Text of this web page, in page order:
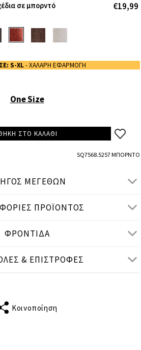
σε μπορντό €19,99
S-XL- ΧΑΛΑΡΗ ΕΦΑΡΜΟΓΗ
One Size
ΣΤΟ ΚΑΛΑΘΙ
SQ7568.5257 ΜΠΟΡΝΤΟ
ΜΕΓΕΘΩΝ
One Size
65
ΠΡΟΪΟΝΤΟΣ
ΦΡΟΝΤΙΔΑ
& ΕΠΙΣΤΡΟΦΕΣ
Κοινοποίηση